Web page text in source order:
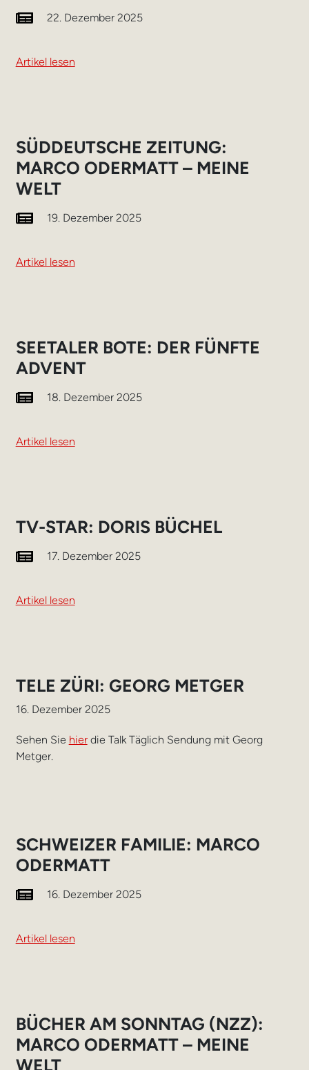
22. Dezember 2025
Artikel lesen
SÜDDEUTSCHE ZEITUNG:
MARCO ODERMATT – MEINE
WELT
19. Dezember 2025
Artikel lesen
SEETALER BOTE: DER FÜNFTE
ADVENT
18. Dezember 2025
Artikel lesen
TV-STAR: DORIS BÜCHEL
17. Dezember 2025
Artikel lesen
TELE ZÜRI: GEORG METGER
16. Dezember 2025
Sehen Sie hierdie Talk Täglich Sendung mit Georg
Metger.
SCHWEIZER FAMILIE: MARCO
ODERMATT
16. Dezember 2025
Artikel lesen
BÜCHER AM SONNTAG (NZZ):
MARCO ODERMATT – MEINE
WELT